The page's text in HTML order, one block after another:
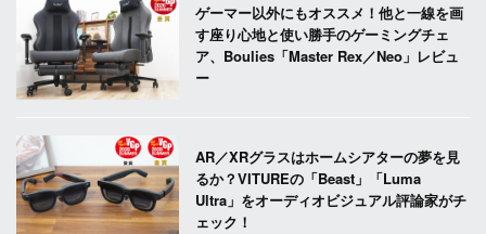
ゲーマー以外にもオススメ！他と一線を画
す座り心地と使い勝手のゲーミングチェ
ア、Boulies「Master Rex／Neo」レビュ
ー
AR／XRグラスはホームシアターの夢を見
るか？VITUREの「Beast」「Luma
Ultra」をオーディオビジュアル評論家がチ
ェック！